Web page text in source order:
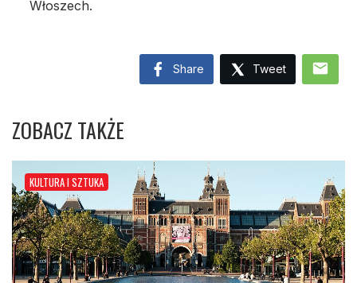
Włoszech.
Share Tweet mail
ZOBACZ TAKŻE
KULTURA I SZTUKA